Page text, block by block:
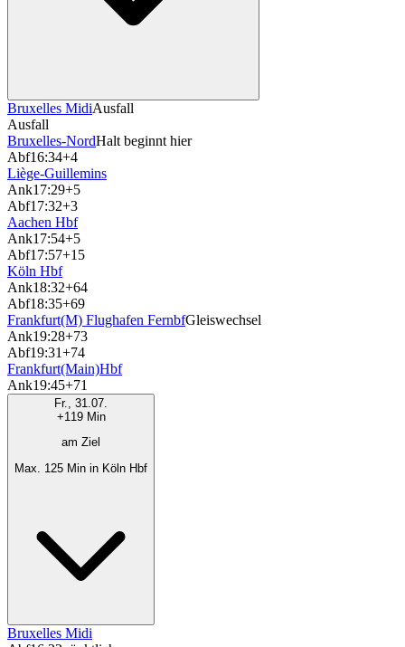
Bruxelles MidiAusfall
Ausfall
Bruxelles-NordHalt beginnt hier
Abf16:34+4
Liège-Guillemins
Ank17:29+5
Abf17:32+3
Aachen Hbf
Ank17:54+5
Abf17:57+15
Köln Hbf
Ank18:32+64
Abf18:35+69
Frankfurt(M) Flughafen FernbfGleiswechsel
Ank19:28+73
Abf19:31+74
Frankfurt(Main)Hbf
Ank19:45+71
Fr., 31.07.
+119 Min
am Ziel
Max. 125 Min in Köln Hbf
Bruxelles Midi